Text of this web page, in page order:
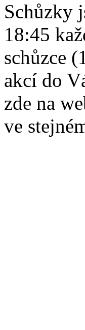
Schůzky
18:45
schůzce
akcí do
zde na
ve